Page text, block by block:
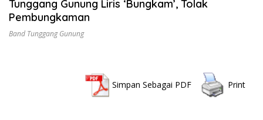
Tunggang Gunung Liris ‘Bungkam’, Tolak
Pembungkaman
Band Tunggang Gunung
Simpan Sebagai PDF Print